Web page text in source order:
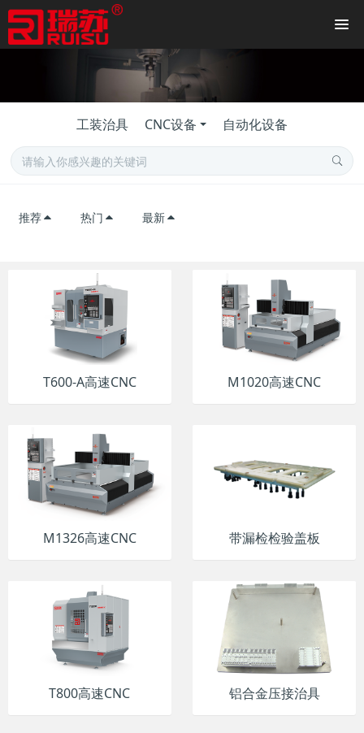
工装治具 CNC设备 自动化设备
推荐 热门 最新
T600-A高速CNC M1020高速CNC
M1326高速CNC 带漏检检验盖板
T800高速CNC 铝合金压接治具